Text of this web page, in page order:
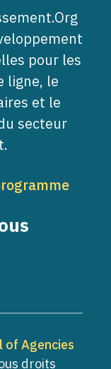
pour les
ligne, le
et le
secteur
of Agencies
droits